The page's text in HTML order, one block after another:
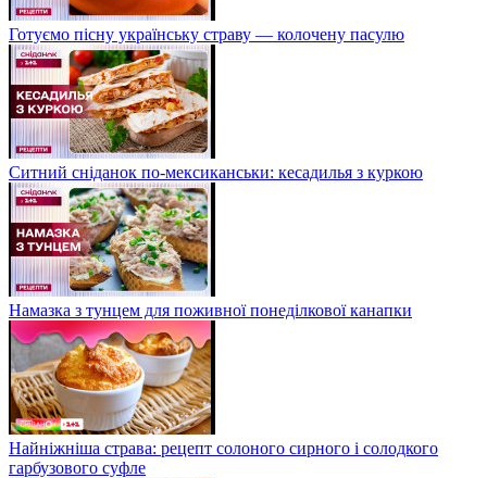
Готуємо пісну українську страву — колочену пасулю
Ситний сніданок по-мексиканськи: кесадилья з куркою
Намазка з тунцем для поживної понеділкової канапки
Найніжніша страва: рецепт солоного сирного і солодкого
гарбузового суфле